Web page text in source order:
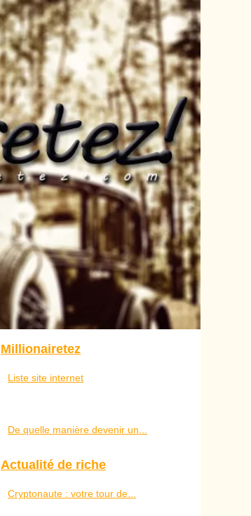
Millionairetez
Liste site internet
De quelle manière devenir un...
Actualité de riche
Cryptonaute : votre tour de...